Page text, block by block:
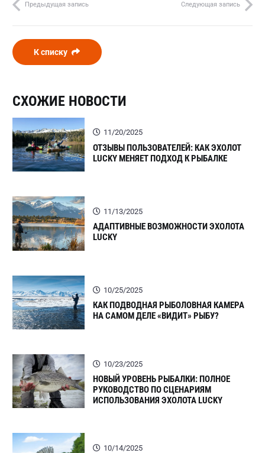
Предыдущая запись Следующая запись
К списку
СХОЖИЕ НОВОСТИ
11/20/2025
ОТЗЫВЫ ПОЛЬЗОВАТЕЛЕЙ: КАК ЭХОЛОТ
LUCKY МЕНЯЕТ ПОДХОД К РЫБАЛКЕ
11/13/2025
АДАПТИВНЫЕ ВОЗМОЖНОСТИ ЭХОЛОТА
LUCKY
10/25/2025
КАК ПОДВОДНАЯ РЫБОЛОВНАЯ КАМЕРА
НА САМОМ ДЕЛЕ «ВИДИТ» РЫБУ?
10/23/2025
НОВЫЙ УРОВЕНЬ РЫБАЛКИ: ПОЛНОЕ
РУКОВОДСТВО ПО СЦЕНАРИЯМ
ИСПОЛЬЗОВАНИЯ ЭХОЛОТА LUCKY
10/14/2025